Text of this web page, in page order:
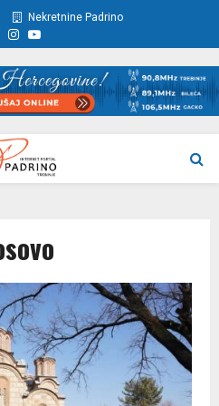
Nekretnine Padrino
Instagram
Youtube